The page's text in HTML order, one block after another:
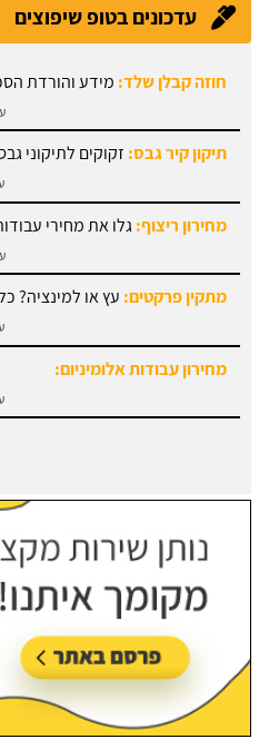
עדכונים בטופ שיפוצים
תיקון קיר גבס:זקוקים לתיקוני
מחירון ריצוף:גלו את מחירי
מתקין פרקטים:עץ או למינציה?
מחירון עבודות אלומיניום: